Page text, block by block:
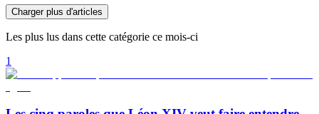
Charger plus d'articles
Les plus lus dans cette catégorie ce mois-ci
1